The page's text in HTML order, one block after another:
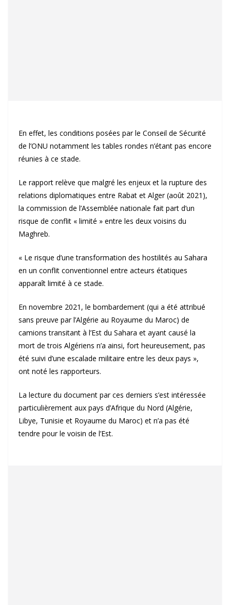
En effet, les conditions posées par le Conseil de Sécurité
de l’ONU notamment les tables rondes n’étant pas encore
réunies à ce stade.
Le rapport relève que malgré les enjeux et la rupture des
relations diplomatiques entre Rabat et Alger (août 2021),
la commission de l’Assemblée nationale fait part d’un
risque de conflit « limité » entre les deux voisins du
Maghreb.
« Le risque d’une transformation des hostilités au Sahara
en un conflit conventionnel entre acteurs étatiques
apparaît limité à ce stade.
En novembre 2021, le bombardement (qui a été attribué
sans preuve par l’Algérie au Royaume du Maroc) de
camions transitant à l’Est du Sahara et ayant causé la
mort de trois Algériens n’a ainsi, fort heureusement, pas
été suivi d’une escalade militaire entre les deux pays »,
ont noté les rapporteurs.
La lecture du document par ces derniers s’est intéressée
particulièrement aux pays d’Afrique du Nord (Algérie,
Libye, Tunisie et Royaume du Maroc) et n’a pas été
tendre pour le voisin de l’Est.